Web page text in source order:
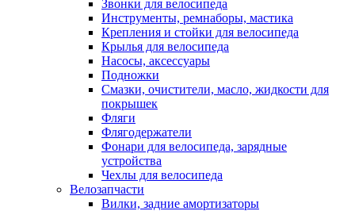
Звонки для велосипеда
Инструменты, ремнаборы, мастика
Крепления и стойки для велосипеда
Крылья для велосипеда
Насосы, аксессуары
Подножки
Смазки, очистители, масло, жидкости для
покрышек
Фляги
Флягодержатели
Фонари для велосипеда, зарядные
устройства
Чехлы для велосипеда
Велозапчасти
Вилки, задние амортизаторы